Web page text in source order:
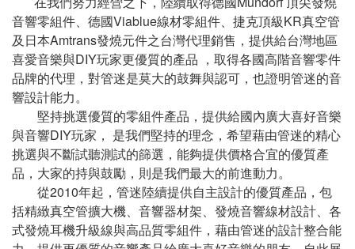
音響零組件、德國Viablue線材零組件、捷克頂級KR真空管
及日本Amtrans發燒元件之台灣代理銷售，提供給台灣地區
喜愛音樂與DIY玩家更優質的產品 ，取得各國高階音響零件
品牌的代理，對管迷是莫大的鼓舞與認可，也證明管迷的音
響設計能力。
堅持挑選優質的零組件產品，提供給國內廣大喜好音樂
與音響DIY玩家， 是我們堅持的理念，希望藉由管迷的精心
挑選與不斷試聽測試的篩選，能夠提供價格合宜的優質產
品，大家的持與鼓勵，則是我們最大的前進動力。
從2010年起，管迷陸續提供自主設計的優質產品，包
括精緻真空管擴大機、音響器材架、發燒音響線材設計、各
式發燒耳機升級線與高品質零組件，藉由管迷的設計整合能